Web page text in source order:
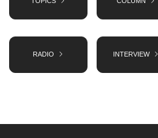
RADIO INTERVIEW